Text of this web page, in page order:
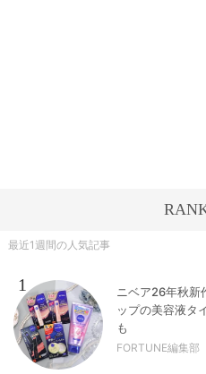
最近1週間の人気記事
1
ニベア26年秋新
ップの美容液タ
も
FORTUNE編集部